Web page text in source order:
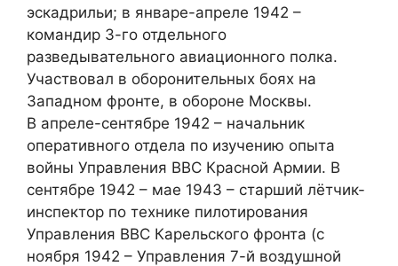
эскадрильи; в январе-апреле 1942 –
командир 3-го отдельного
разведывательного авиационного полка.
Участвовал в оборонительных боях на
Западном фронте, в обороне Москвы.
В апреле-сентябре 1942 – начальник
оперативного отдела по изучению опыта
войны Управления ВВС Красной Армии. В
сентябре 1942 – мае 1943 – старший лётчик-
инспектор по технике пилотирования
Управления ВВС Карельского фронта (с
ноября 1942 – Управления 7-й воздушной